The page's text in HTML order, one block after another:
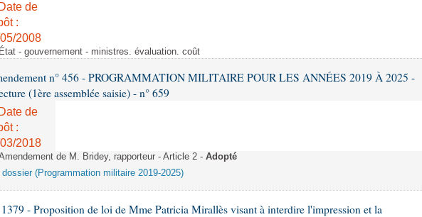
Date de
:
2008
État - gouvernement - ministres. évaluation. coût
n° 456 - PROGRAMMATION MILITAIRE POUR LES ANNÉES 2019 À 2025 -
(1ère assemblée saisie) - n° 659
Date de
:
2018
de M. Bridey, rapporteur - Article 2 - Adopté
dossier (Programmation militaire 2019-2025)
- Proposition de loi de Mme Patricia Mirallès visant à interdire l'impression et la